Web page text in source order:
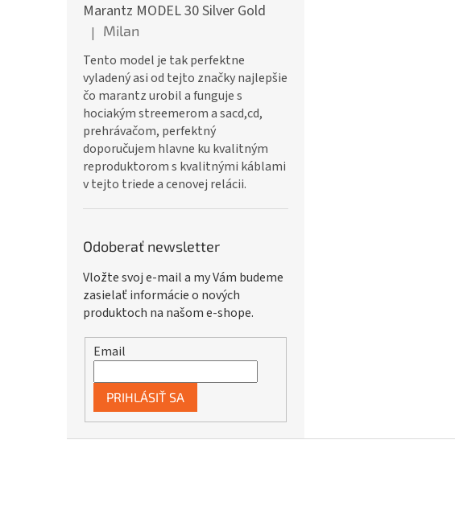
Marantz MODEL 30 Silver Gold
Hodnotenie produktu je 5 z 5 hviezdičiek.
| Milan
Tento model je tak perfektne
vyladený asi od tejto značky najlepšie
čo marantz urobil a funguje s
hociakým streemerom a sacd,cd,
prehrávačom, perfektný
doporučujem hlavne ku kvalitným
reproduktorom s kvalitnými káblami
v tejto triede a cenovej relácii.
Odoberať newsletter
Vložte svoj e-mail a my Vám budeme
zasielať informácie o nových
produktoch na našom e-shope.
Email
PRIHLÁSIŤ SA